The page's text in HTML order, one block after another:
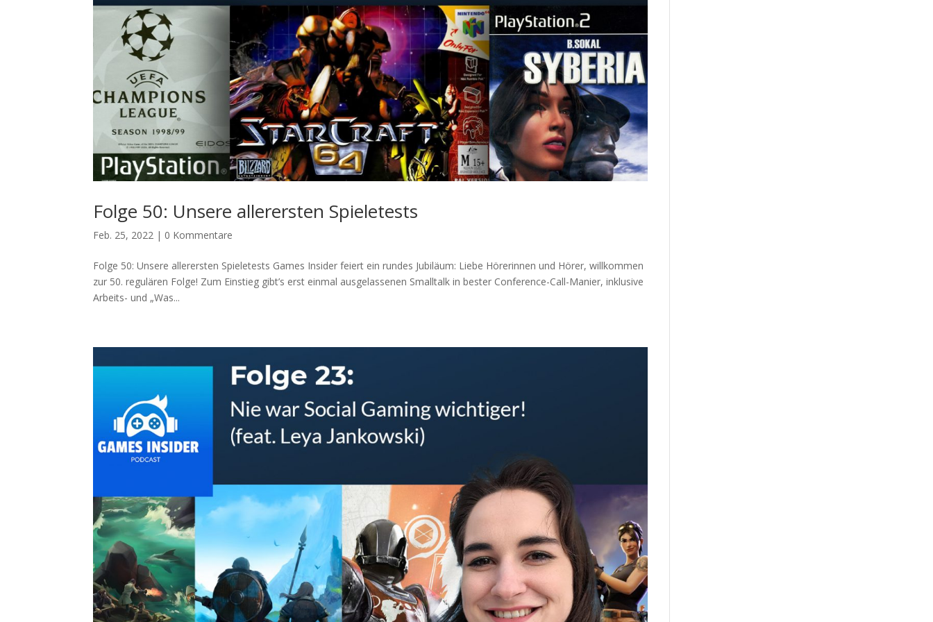
Folge 50: Unsere allerersten Spieletests
Feb. 25, 2022 | 0 Kommentare
Folge 50: Unsere allerersten Spieletests Games Insider feiert ein rundes Jubiläum: Liebe Hörerinnen und Hörer, willkommen
zur 50. regulären Folge! Zum Einstieg gibt’s erst einmal ausgelassenen Smalltalk in bester Conference-Call-Manier, inklusive
Arbeits- und „Was...